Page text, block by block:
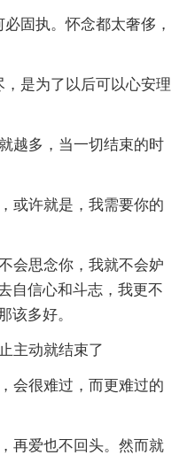
固执。怀念都太奢侈，
是为了以后可以心安理
多，当一切结束的时
许就是，我需要你的
思念你，我就不会妒
自信心和斗志，我更不
该多好。
主动就结束了
很难过，而更难过的
爱也不回头。然而就